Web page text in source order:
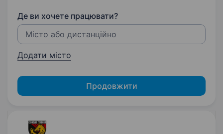
Де ви хочете працювати?
Додати місто
Продовжити